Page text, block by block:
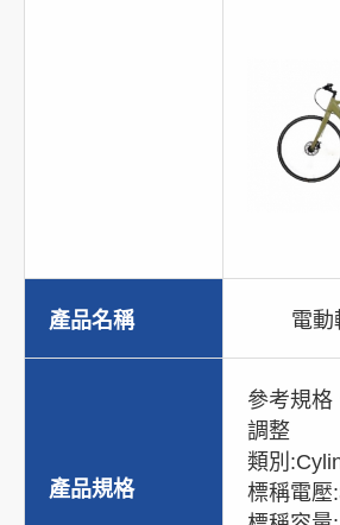
產品名稱 電動
產品規格
參考規格
調整
類別
標稱電壓